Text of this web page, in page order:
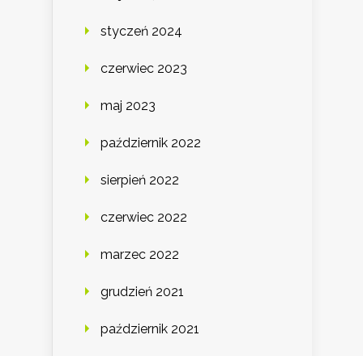
styczeń 2024
czerwiec 2023
maj 2023
październik 2022
sierpień 2022
czerwiec 2022
marzec 2022
grudzień 2021
październik 2021